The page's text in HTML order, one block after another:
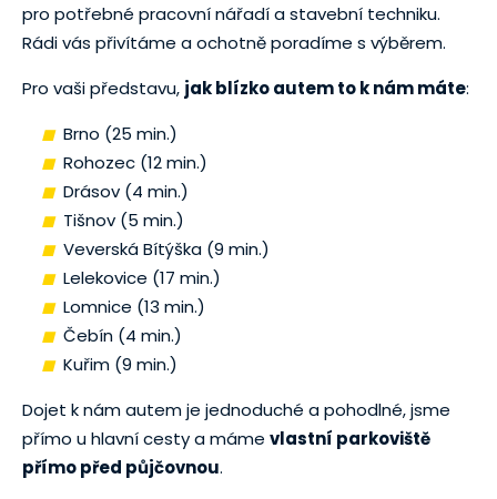
pro potřebné pracovní nářadí a stavební techniku.
Rádi vás přivítáme a ochotně poradíme s výběrem.
Pro vaši představu, jak blízko autem to k nám máte:
Brno (25 min.)
Rohozec (12 min.)
Drásov (4 min.)
Tišnov (5 min.)
Veverská Bítýška (9 min.)
Lelekovice (17 min.)
Lomnice (13 min.)
Čebín (4 min.)
Kuřim (9 min.)
Dojet k nám autem je jednoduché a pohodlné, jsme
přímo u hlavní cesty a máme vlastní parkoviště
přímo před půjčovnou.